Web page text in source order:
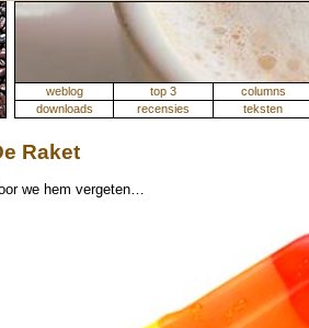
weblog top 3 columns
downloads
recensies teksten
Raket
we hem vergeten…